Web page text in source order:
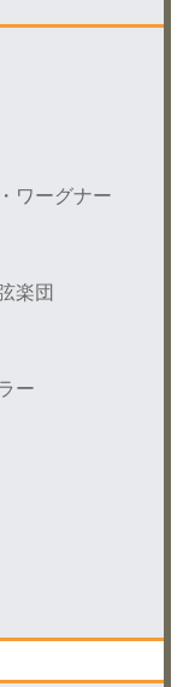
ワーグナー
楽団
ー